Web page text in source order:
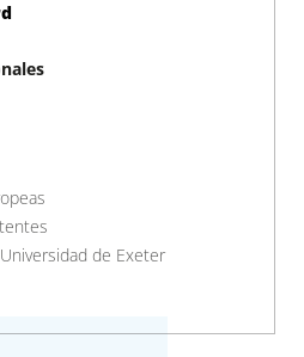
de Exeter